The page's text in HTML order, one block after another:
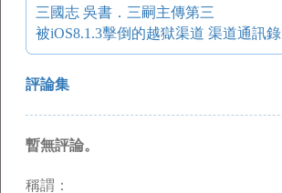
三國志 吳書．三嗣主傳第三
被iOS8.1.3擊倒的越獄渠道 渠道通訊錄
評論集
暫無評論。
稱謂：